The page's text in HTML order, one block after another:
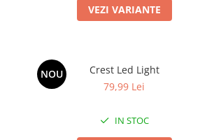
VEZI VARIANTE
NOU
Crest Led Light
79,99 Lei
IN STOC